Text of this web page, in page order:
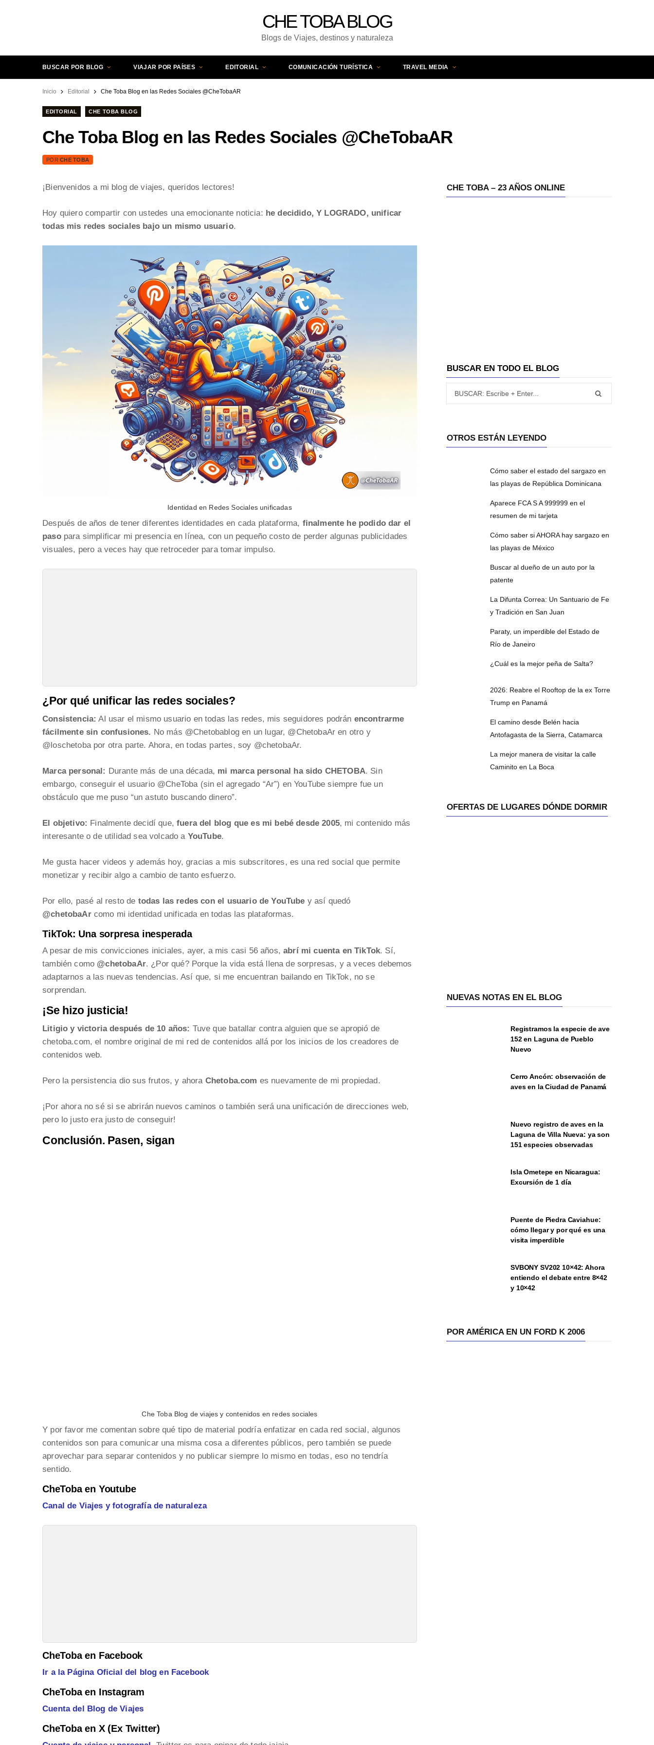
CHE TOBA BLOG
Blogs de Viajes, destinos y naturaleza
BUSCAR POR BLOG VIAJAR POR PAÍSES EDITORIAL COMUNICACIÓN TURÍSTICA TRAVEL MEDIA
Inicio Editorial Che Toba Blog en las Redes Sociales @CheTobaAR
EDITORIAL CHE TOBA BLOG
Che Toba Blog en las Redes Sociales @CheTobaAR
POR CHE TOBA
¡Bienvenidos a mi blog de viajes, queridos lectores!
Hoy quiero compartir con ustedes una emocionante noticia: he decidido, Y LOGRADO, unificar
todas mis redes sociales bajo un mismo usuario.
Identidad en Redes Sociales unificadas
Después de años de tener diferentes identidades en cada plataforma, finalmente he podido dar el
pasopara simplificar mi presencia en línea, con un pequeño costo de perder algunas publicidades
visuales, pero a veces hay que retroceder para tomar impulso.
¿Por qué unificar las redes sociales?
Consistencia: Al usar el mismo usuario en todas las redes, mis seguidores podrán encontrarme
fácilmente sin confusiones. No más @Chetobablog en un lugar, @ChetobaAr en otro y
@loschetoba por otra parte. Ahora, en todas partes, soy @chetobaAr.
Marca personal: Durante más de una década, mi marca personal ha sido CHETOBA. Sin
embargo, conseguir el usuario @CheToba (sin el agregado “Ar”) en YouTube siempre fue un
obstáculo que me puso “un astuto buscando dinero”.
El objetivo: Finalmente decidí que, fuera del blog que es mi bebé desde 2005, mi contenido más
interesante o de utilidad sea volcado a YouTube.
Me gusta hacer videos y además hoy, gracias a mis subscritores, es una red social que permite
monetizar y recibir algo a cambio de tanto esfuerzo.
Por ello, pasé al resto de todas las redes con el usuario de YouTube y así quedó
@chetobaAr como mi identidad unificada en todas las plataformas.
TikTok: Una sorpresa inesperada
A pesar de mis convicciones iniciales, ayer, a mis casi 56 años,abrí mi cuenta en TikTok. Sí,
también como @chetobaAr. ¿Por qué? Porque la vida está llena de sorpresas, y a veces debemos
adaptarnos a las nuevas tendencias. Así que, si me encuentran bailando en TikTok, no se
sorprendan.
¡Se hizo justicia!
Litigio y victoria después de 10 años: Tuve que batallar contra alguien que se apropió de
chetoba.com, el nombre original de mi red de contenidos allá por los inicios de los creadores de
contenidos web.
Pero la persistencia dio sus frutos, y ahora Chetoba.com es nuevamente de mi propiedad.
¡Por ahora no sé si se abrirán nuevos caminos o también será una unificación de direcciones web,
pero lo justo era justo de conseguir!
Conclusión. Pasen, sigan
Che Toba Blog de viajes y contenidos en redes sociales
Y por favor me comentan sobre qué tipo de material podría enfatizar en cada red social, algunos
contenidos son para comunicar una misma cosa a diferentes públicos, pero también se puede
aprovechar para separar contenidos y no publicar siempre lo mismo en todas, eso no tendría
sentido.
CheToba en Youtube
Canal de Viajes y fotografía de naturaleza
CheToba en Facebook
Ir a la Página Oficial del blog en Facebook
CheToba en Instagram
Cuenta del Blog de Viajes
CheToba en X (Ex Twitter)
CHE TOBA – 23 AÑOS ONLINE
BUSCAR EN TODO EL BLOG
OTROS ESTÁN LEYENDO
Cómo saber el estado del sargazo en
las playas de República Dominicana
Aparece FCA S A 999999 en el
resumen de mi tarjeta
Cómo saber si AHORA hay sargazo en
las playas de México
Buscar al dueño de un auto por la
patente
La Difunta Correa: Un Santuario de Fe
y Tradición en San Juan
Paraty, un imperdible del Estado de
Río de Janeiro
¿Cuál es la mejor peña de Salta?
2026: Reabre el Rooftop de la ex Torre
Trump en Panamá
El camino desde Belén hacia
Antofagasta de la Sierra, Catamarca
La mejor manera de visitar la calle
Caminito en La Boca
OFERTAS DE LUGARES DÓNDE DORMIR
NUEVAS NOTAS EN EL BLOG
Registramos la especie de ave
152 en Laguna de Pueblo
Nuevo
Cerro Ancón: observación de
aves en la Ciudad de Panamá
Nuevo registro de aves en la
Laguna de Villa Nueva: ya son
151 especies observadas
Isla Ometepe en Nicaragua:
Excursión de 1 día
Puente de Piedra Caviahue:
cómo llegar y por qué es una
visita imperdible
SVBONY SV202 10×42: Ahora
entiendo el debate entre 8×42
y 10×42
POR AMÉRICA EN UN FORD K 2006